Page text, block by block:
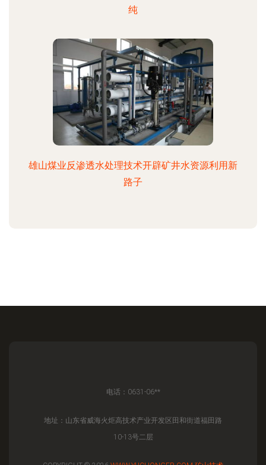
纯
雄山煤业反渗透水处理技术开辟矿井水资源利用新
路子
电话：0631-06**
地址：山东省威海火炬高技术产业开发区田和街道福田路
10-13号二层